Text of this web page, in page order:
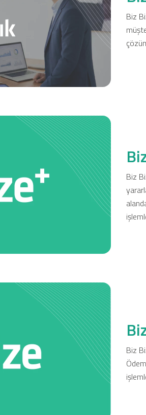
Ticari Kartlar
Tarım Finansmanı
Yatırım
Biz
Biz
Biz